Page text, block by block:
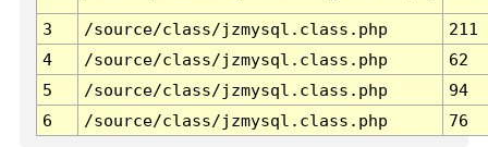
3 /source/class/jzmysql.class.php
211
4
/source/class/jzmysql.class.php
62
5
/source/class/jzmysql.class.php
94
6
/source/class/jzmysql.class.php 76